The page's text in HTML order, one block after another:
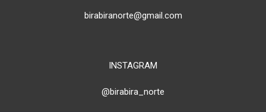
birabiranorte@gmail.com
INSTAGRAM
@birabira_norte